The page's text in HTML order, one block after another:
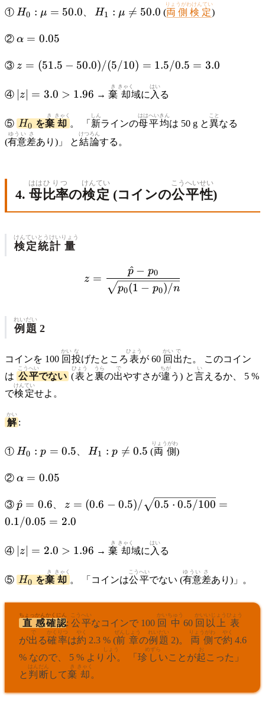
① H_0:
\mu
=
H0 : μ = 50.0
H_1:
\mu
H1 : μ 
= 50.0 (両側検定
りょうがわけんてい
)
② \alpha
α = 0.05
③ z =
-
50.0)
/ (5
/ 10)
=
3.0
z = (51.5 − 50.0)/(5/10) = 1.5/0.5 = 3.0
④ |z|
=
3.0
>
1.96
∣z∣ = 3.0 > 1.96 →棄
き
却
きゃく
域に 入
はい
る
⑤ H_0
H0 を棄
き
却
きゃく
。 「 新
しん
ラインの母
はは
平均
へいきん
は 50 g と異
こと
なる
(有意
ゆうい
差
さ
あり)」 と結
けつ
論
ろん
する。
4. 母
はは
比率
ひりつ
の検定
けんてい
(コインの公平
こうへい
性
せい
)
検定
けんてい
統計
とうけい
量
りょう
z = \frac{\hat{p} -
z =
p0(1 − p0)/n
p
^ − p0
例題
れいだい
2
コインを 100 回
かい
投
な
げたところ 表
ひょう
が 60 回
かい
出
で
た。 このコイン
は 公平
こうへい
でない (表
ひょう
と裏
うら
の出
で
やすさが違
ちが
う) と言
い
えるか、 5 %
で検定
けんてい
せよ。
解
かい
:
① H_0:
p =
0.5
H0 : p = 0.5
H_1:
H1 : p 
= 0.5 (両側
りょうがわ
)
② \alpha
α = 0.05
③ \hat{p}
= 0.6
p
^ = 0.6
z = (0.6 -
0.5) /
\sqrt{0.5
\cdot 0.5
/ 100} =
0.1 /
0.05 =
z = (0.6 − 0.5)/ 0.5 ⋅ 0.5/100 =
0.1/0.05 = 2.0
④ |z|
=
2.0
>
1.96
∣z∣ = 2.0 > 1.96 →棄
き
却
きゃく
域に 入
はい
る
⑤ H_0
H0 を棄
き
却
きゃく
。 「コインは公平
こうへい
でない (有意
ゆうい
差
さ
あり)」。
直
ちょっ
感
かん
確
かく
認
にん
: 公平
こうへい
なコインで 100 回
かい
中
ちゅう
60 回
かい
以上
いじょう
表
ひょう
が出
で
る確率
かくりつ
は約
やく
2.3 % (前章
ぜんしょう
の例題
れいだい
2)。 両側
りょうがわ
で約
やく
4.6
% なので、 5 % より 小
しょう
。 「珍 し
めずら
いことが起
お
こった」
と 判断
はんだん
して棄
き
却
きゃく
。